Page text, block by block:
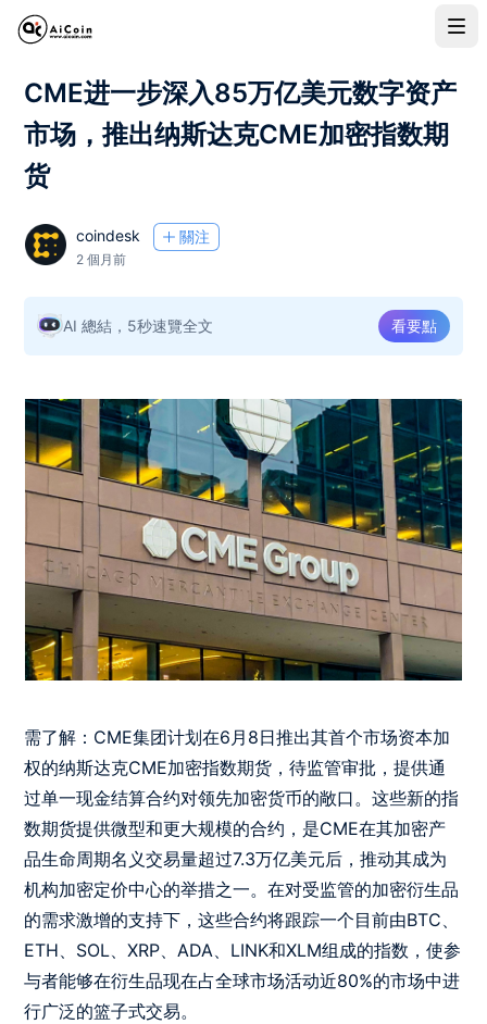
CME进一步深入85万亿美元数字资产
市场，推出纳斯达克CME加密指数期
货
coindesk 關注
2 個月前
AI 總結，5秒速覽全文 看要點
需了解：CME集团计划在6月8日推出其首个市场资本加
权的纳斯达克CME加密指数期货，待监管审批，提供通
过单一现金结算合约对领先加密货币的敞口。这些新的指
数期货提供微型和更大规模的合约，是CME在其加密产
品生命周期名义交易量超过7.3万亿美元后，推动其成为
机构加密定价中心的举措之一。在对受监管的加密衍生品
的需求激增的支持下，这些合约将跟踪一个目前由BTC、
ETH、SOL、XRP、ADA、LINK和XLM组成的指数，使参
与者能够在衍生品现在占全球市场活动近80%的市场中进
行广泛的篮子式交易。